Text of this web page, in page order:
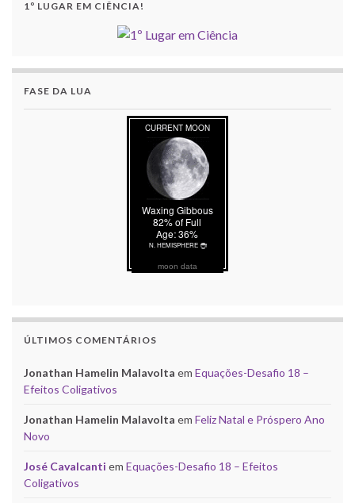
1º LUGAR EM CIÊNCIA!
FASE DA LUA
moon data
ÚLTIMOS COMENTÁRIOS
Jonathan Hamelin Malavolta em Equações-Desafio 18 –
Efeitos Coligativos
Jonathan Hamelin Malavolta em Feliz Natal e Próspero Ano
Novo
José Cavalcanti em Equações-Desafio 18 – Efeitos
Coligativos